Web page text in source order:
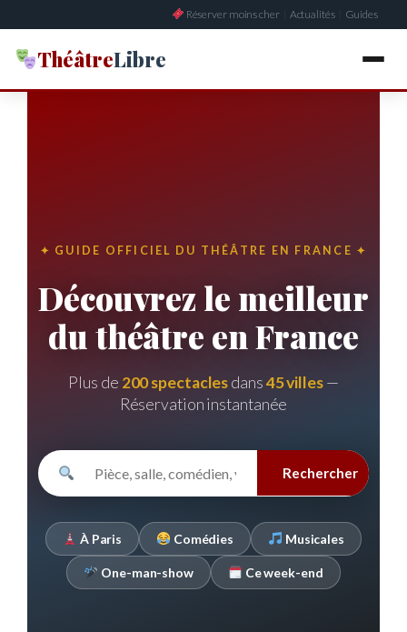
au
contenu
Réserver moins cher Actualités Guides
ThéâtreLibre
✦ GUIDE OFFICIEL DU THÉÂTRE EN FRANCE ✦
Découvrez le meilleur
du théâtre en France
Plus de 200 spectaclesdans45 villes—
Réservation instantanée
Rechercher
À Paris Comédies Musicales
One-man-show Ce week-end